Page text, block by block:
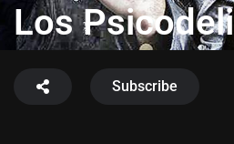
Los
Subscribe